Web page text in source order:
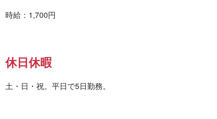
時給：1,700円
休日休暇
土・日・祝。平日で5日勤務。